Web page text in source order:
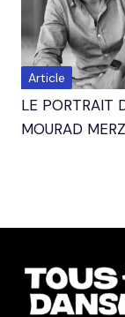
Article
LE PORTRAIT
MOURAD